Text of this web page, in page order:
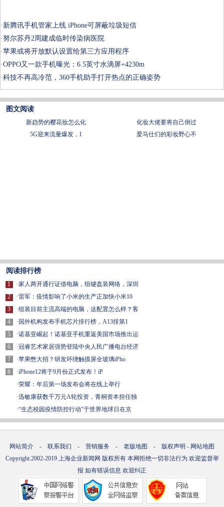
· 新腾讯手机管家上线 iPhone可屏蔽垃圾短信
·努尔苏丹2周建成临时传染病医院
·苹果或将开放默认设置给第三方应用程序
·OPPO又一款手机曝光：6.5英寸水滴屏+4230m
·科技不再高冷范，360手机助手打开热点的正确姿势
图文阅读
新趋势的樱花妆怎么化
化妆大佬要将自己倒过
5G迎来流量爆发，I
爱马仕们的彩妆野心不
阅读排行榜
1
2
3
4
5
6
7
8
·家人两开通行证借电脑，组键盘装网络，深圳
·雷军：疫情影响了小米的生产正加快小米10
·组装目前主流高端的电脑，这配置怎么样？客
· 国外机构发布手机芯片排行榜，A13排第1
·诺基亚崛起！诺基亚手机重返美国市场推出运
·冠睿艺术家居强势登陆中央人民广播电台经济
·苹果憋大招？研发环绕触摸屏全玻璃iPho
·iPhone12将于9月份正式发布！iP
·荣耀：年后第一场发布会将在线上举行
·迅敏康获数千万元A轮投资，青桐资本担任独
·“生态校园疫情防控行动”于世界地球日在京
网站简介 - 联系我们 - 营销服务 - 老版地图 - 版权声明 - 网站地图
Copyright.2002-2019 上海企业新闻网 版权所有 本网拒绝一切非法行为 欢迎监督举
报 如有错误信息 欢迎纠正